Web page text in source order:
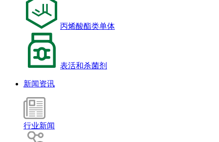
丙烯酸酯类单体
表活和杀菌剂
新闻资讯
行业新闻